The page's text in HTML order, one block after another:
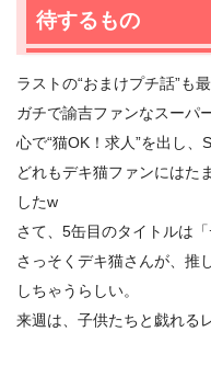
待するもの
ラストの“おまけプチ話”も
ガチで諭吉ファンなスーパ
心で“猫OK！求人”を出し
どれもデキ猫ファンにはた
したw
さて、5缶目のタイトルは
さっそくデキ猫さんが、推
しちゃうらしい。
来週は、子供たちと戯れる